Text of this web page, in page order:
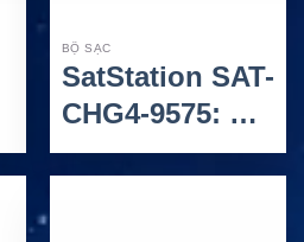
BỘ SẠC
SatStation SAT-
CHG4-9575: Bộ
sạc pin bốn